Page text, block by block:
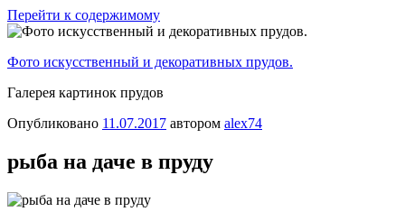
Перейти к содержимому
Фото искусственный и декоративных прудов.
Галерея картинок прудов
Опубликовано 11.07.2017 автором alex74
рыба на даче в пруду